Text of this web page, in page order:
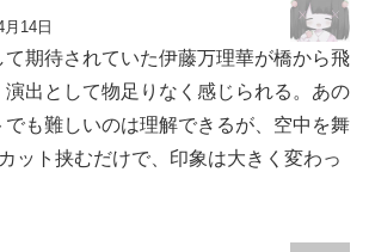
月14日
て期待されていた伊藤万理華が橋から飛
演出として物足りなく感じられる。あの
も難しいのは理解できるが、空中を舞
ット挟むだけで、印象は大きく変わっ